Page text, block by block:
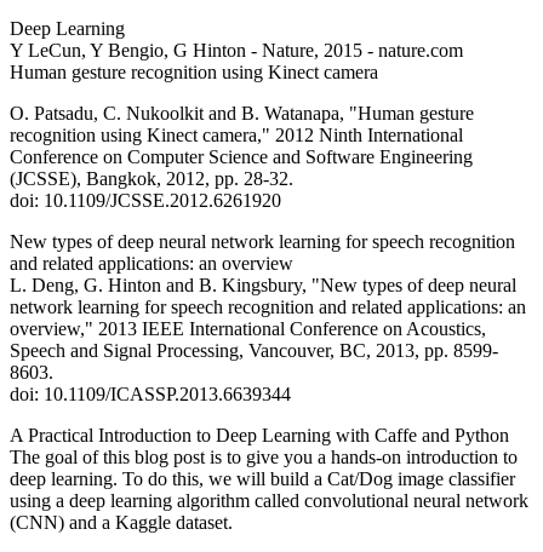
Deep Learning
Y LeCun, Y Bengio, G Hinton - Nature, 2015 - nature.com
Human gesture recognition using Kinect camera
O. Patsadu, C. Nukoolkit and B. Watanapa, "Human gesture
recognition using Kinect camera," 2012 Ninth International
Conference on Computer Science and Software Engineering
(JCSSE), Bangkok, 2012, pp. 28-32.
doi: 10.1109/JCSSE.2012.6261920
New types of deep neural network learning for speech recognition
and related applications: an overview
L. Deng, G. Hinton and B. Kingsbury, "New types of deep neural
network learning for speech recognition and related applications: an
overview," 2013 IEEE International Conference on Acoustics,
Speech and Signal Processing, Vancouver, BC, 2013, pp. 8599-
8603.
doi: 10.1109/ICASSP.2013.6639344
A Practical Introduction to Deep Learning with Caffe and Python
The goal of this blog post is to give you a hands-on introduction to
deep learning. To do this, we will build a Cat/Dog image classifier
using a deep learning algorithm called convolutional neural network
(CNN) and a Kaggle dataset.